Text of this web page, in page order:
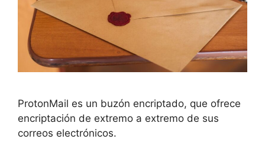
ProtonMail es un buzón encriptado, que ofrece
encriptación de extremo a extremo de sus
correos electrónicos.